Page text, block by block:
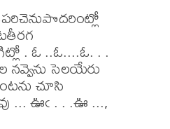
. ఓ ..ఓ....ఓ. . .
నవ్వెను సెలయేరు
చూసి
... ఊఁ . . .ఊ ...,